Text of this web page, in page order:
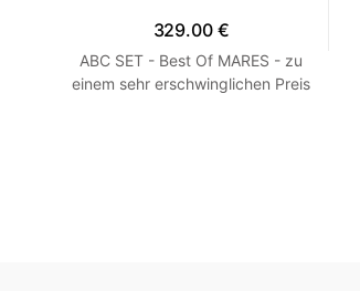
329.00 €
ABC SET - Best Of MARES - zu
einem sehr erschwinglichen Preis